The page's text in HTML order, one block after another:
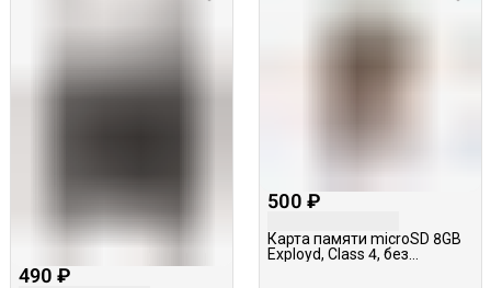
490 ₽
500 ₽
Карта памяти microSD 8GB
Exployd, Class 4, без